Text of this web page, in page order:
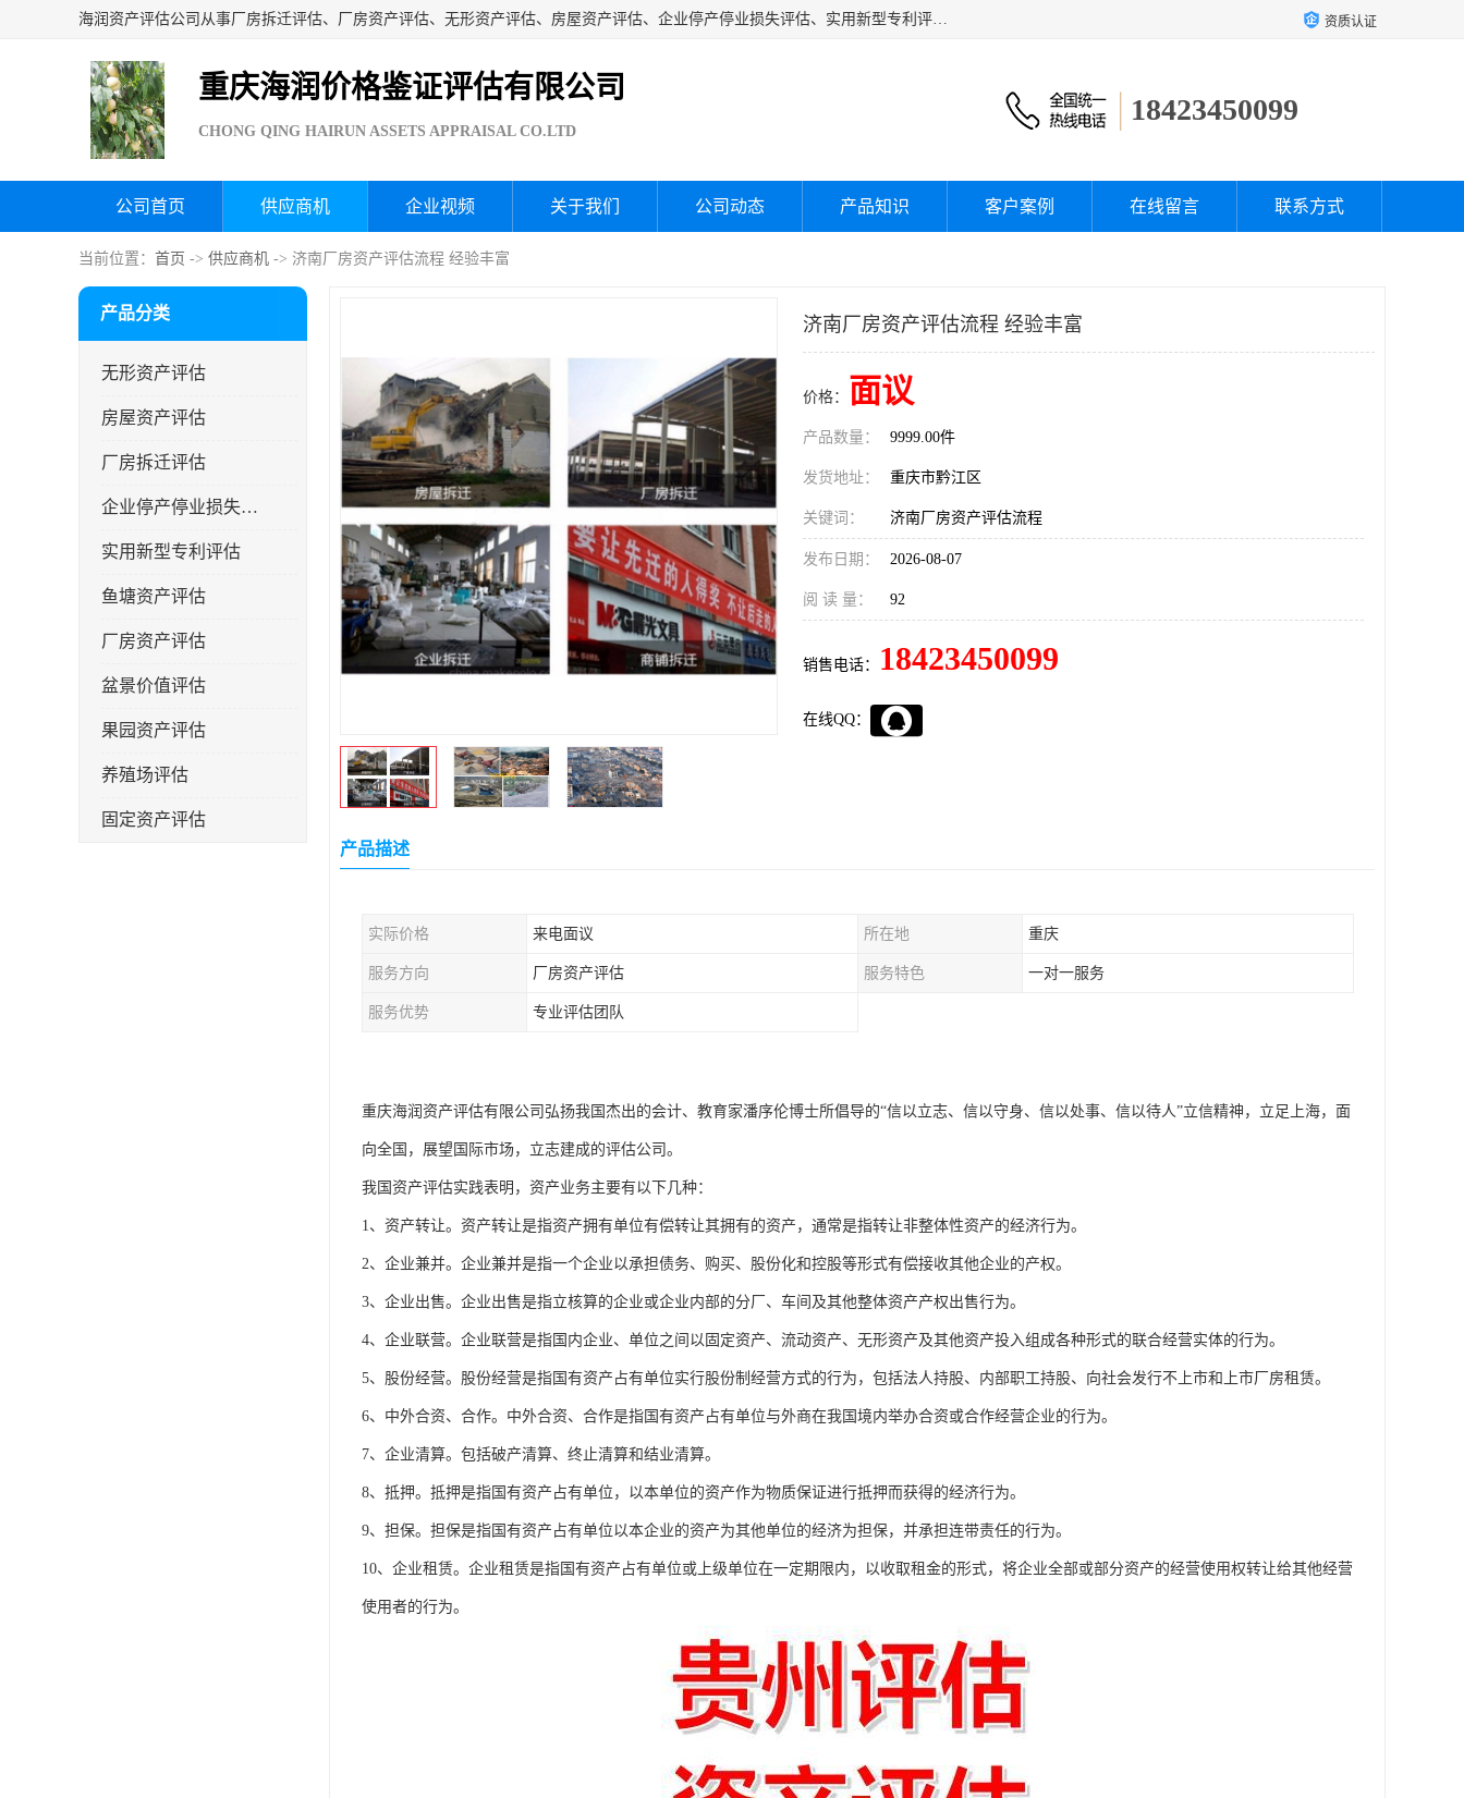
海润资产评估公司从事厂房拆迁评估、厂房资产评估、无形资产评估、房屋资产评估、企业停产停业损失评估、实用新型专利评估、果园资产评估、盆景价值评估、鱼塘资产评估等资产评估；从成立至今我司已经服务了全国几千家公司企业和事业单位，我们有着丰富的房屋、厂房、园林、企业拆迁等评估经验。 资质认证
重庆海润价格鉴证评估有限公司
CHONG QING HAIRUN ASSETS APPRAISAL CO.LTD
18423450099
公司首页 供应商机 企业视频 关于我们 公司动态 产品知识 客户案例 在线留言 联系方式
当前位置： 首页 -> 供应商机 -> 济南厂房资产评估流程 经验丰富
产品分类
无形资产评估
房屋资产评估
厂房拆迁评估
企业停产停业损失评估
实用新型专利评估
鱼塘资产评估
厂房资产评估
盆景价值评估
果园资产评估
养殖场评估
固定资产评估
济南厂房资产评估流程 经验丰富
价格： 面议
产品数量： 9999.00件
发货地址： 重庆市黔江区
关键词： 济南厂房资产评估流程
发布日期： 2026-08-07
阅 读 量： 92
销售电话： 18423450099
在线QQ：
产品描述
实际价格 来电面议 所在地 重庆
服务方向 厂房资产评估 服务特色 一对一服务
服务优势 专业评估团队
重庆海润资产评估有限公司弘扬我国杰出的会计、教育家潘序伦博士所倡导的“信以立志、信以守身、信以处事、信以待人”立信精神，立足上海，面
向全国，展望国际市场，立志建成的评估公司。
我国资产评估实践表明，资产业务主要有以下几种：
1、资产转让。资产转让是指资产拥有单位有偿转让其拥有的资产，通常是指转让非整体性资产的经济行为。
2、企业兼并。企业兼并是指一个企业以承担债务、购买、股份化和控股等形式有偿接收其他企业的产权。
3、企业出售。企业出售是指立核算的企业或企业内部的分厂、车间及其他整体资产产权出售行为。
4、企业联营。企业联营是指国内企业、单位之间以固定资产、流动资产、无形资产及其他资产投入组成各种形式的联合经营实体的行为。
5、股份经营。股份经营是指国有资产占有单位实行股份制经营方式的行为，包括法人持股、内部职工持股、向社会发行不上市和上市厂房租赁。
6、中外合资、合作。中外合资、合作是指国有资产占有单位与外商在我国境内举办合资或合作经营企业的行为。
7、企业清算。包括破产清算、终止清算和结业清算。
8、抵押。抵押是指国有资产占有单位，以本单位的资产作为物质保证进行抵押而获得的经济行为。
9、担保。担保是指国有资产占有单位以本企业的资产为其他单位的经济为担保，并承担连带责任的行为。
10、企业租赁。企业租赁是指国有资产占有单位或上级单位在一定期限内，以收取租金的形式，将企业全部或部分资产的经营使用权转让给其他经营
使用者的行为。